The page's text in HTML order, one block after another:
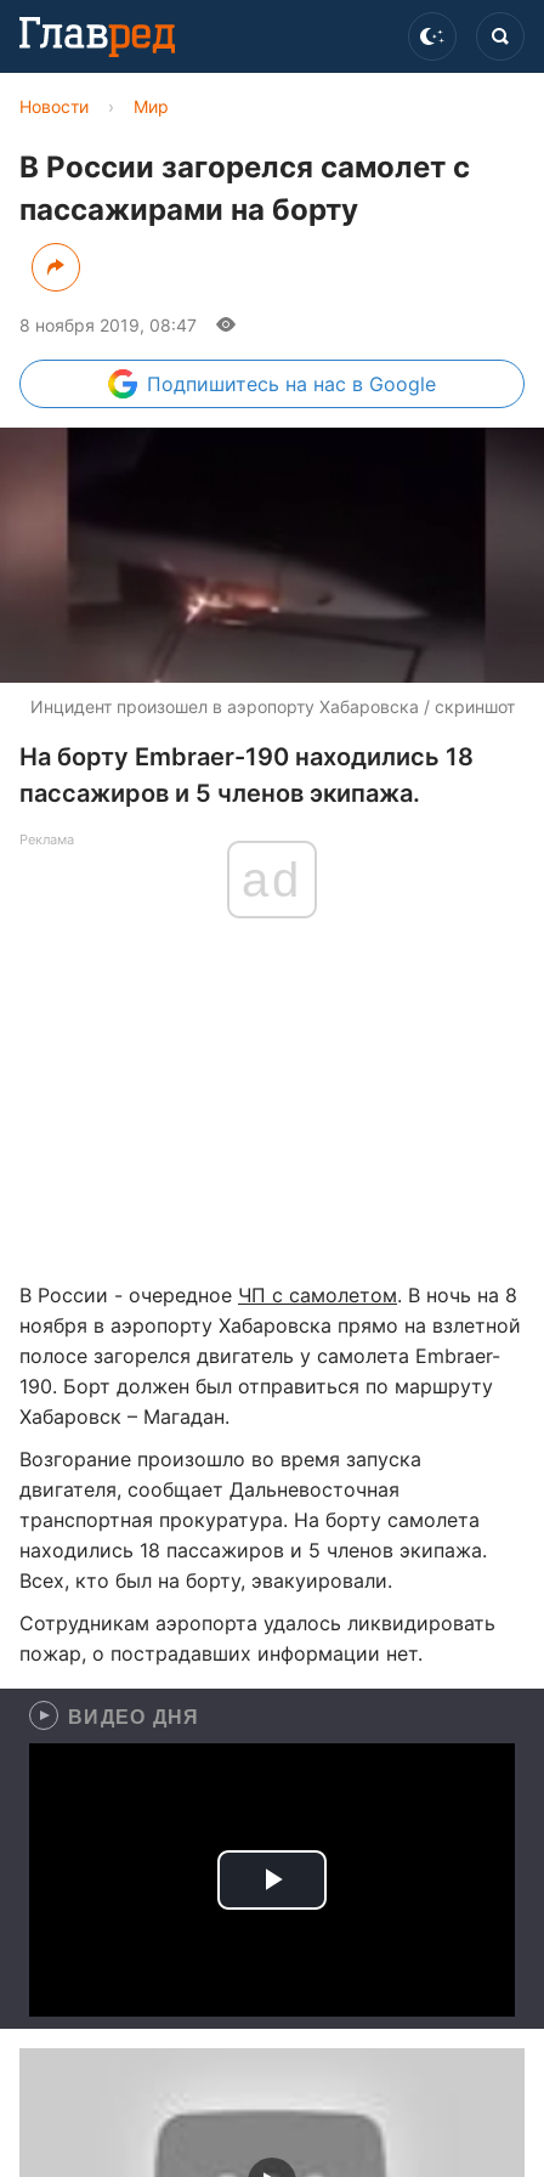
Новости › Мир
В России загорелся самолет с
пассажирами на борту
8 ноября 2019, 08:47
Подпишитесь на нас в Google
Инцидент произошел в аэропорту Хабаровска / скриншот
На борту Embraer-190 находились 18
пассажиров и 5 членов экипажа.
Реклама
ad
В России - очередное ЧП с самолетом. В ночь на 8
ноября в аэропорту Хабаровска прямо на взлетной
полосе загорелся двигатель у самолета Embraer-
190. Борт должен был отправиться по маршруту
Хабаровск – Магадан.
Возгорание произошло во время запуска
двигателя, сообщает Дальневосточная
транспортная прокуратура. На борту самолета
находились 18 пассажиров и 5 членов экипажа.
Всех, кто был на борту, эвакуировали.
Сотрудникам аэропорта удалось ликвидировать
пожар, о пострадавших информации нет.
ВИДЕО ДНЯ